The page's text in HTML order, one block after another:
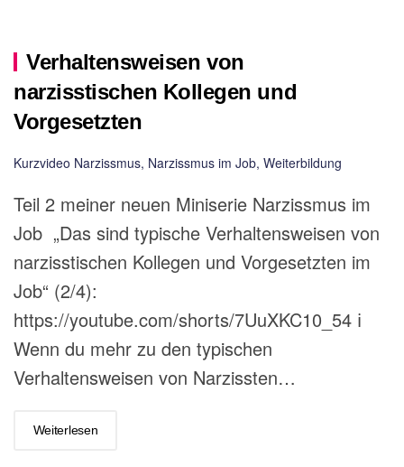
Verhaltensweisen von
narzisstischen Kollegen und
Vorgesetzten
Kurzvideo Narzissmus, Narzissmus im Job, Weiterbildung
Teil 2 meiner neuen Miniserie Narzissmus im
Job „Das sind typische Verhaltensweisen von
narzisstischen Kollegen und Vorgesetzten im
Job“ (2/4):
https://youtube.com/shorts/7UuXKC10_54 ℹ️
Wenn du mehr zu den typischen
Verhaltensweisen von Narzissten…
Weiterlesen